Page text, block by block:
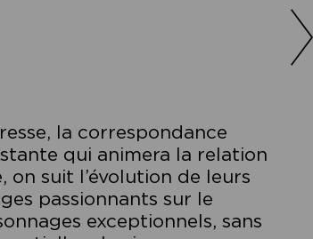
la correspondance
qui animera la relation
suit l’évolution de leurs
passionnants sur le
exceptionnels, sans